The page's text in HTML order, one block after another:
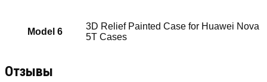
Model 6
3D Relief Painted Case for Huawei Nova
5T Cases
Отзывы